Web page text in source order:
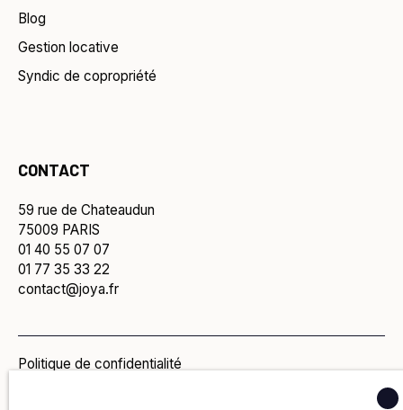
Blog
Gestion locative
Syndic de copropriété
CONTACT
59 rue de Chateaudun
75009 PARIS
01 40 55 07 07
01 77 35 33 22
contact@joya.fr
Politique de confidentialité